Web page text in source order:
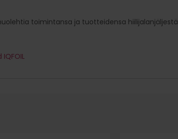
toimintansa ja tuotteidensa hiilijalanjäljestä